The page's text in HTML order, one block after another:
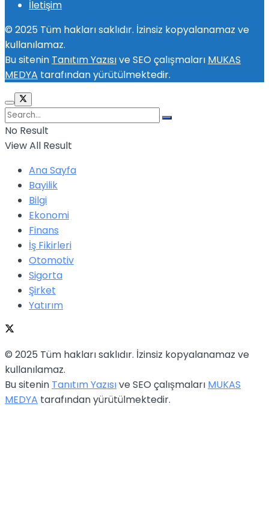
İletişim
© 2025 Tüm hakları saklıdır. İzinsiz kopyalanamaz ve
kullanılamaz.
Bu sitenin Tanıtım Yazısıve SEO çalışmaları MUKAS
MEDYA tarafından yürütülmektedir.
No Result
View All Result
Ana Sayfa
Bayilik
Bilgi
Ekonomi
Finans
İş Fikirleri
Otomotiv
Sigorta
Şirket
Yatırım
© 2025 Tüm hakları saklıdır. İzinsiz kopyalanamaz ve
kullanılamaz.
Bu sitenin Tanıtım Yazısıve SEO çalışmaları MUKAS
MEDYA tarafından yürütülmektedir.